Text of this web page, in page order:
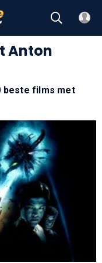
Anton
beste films met